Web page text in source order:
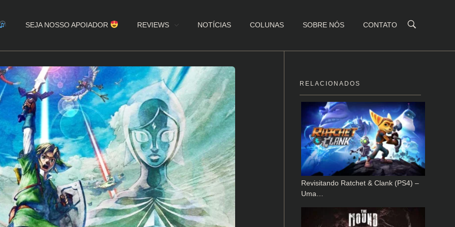
SEJA NOSSO APOIADOR REVIEWS NOTÍCIAS COLUNAS SOBRE NÓS CONTATO
RELACIONADOS
Revisitando Ratchet & Clank (PS4) –
Uma…